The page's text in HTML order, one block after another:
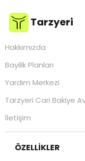
Tarzyeri
Hakkımızda
Bayilik Planları
Yardım Merkezi
Tarzyeri Cari Bakiye
İletişim
ÖZELLİKLER